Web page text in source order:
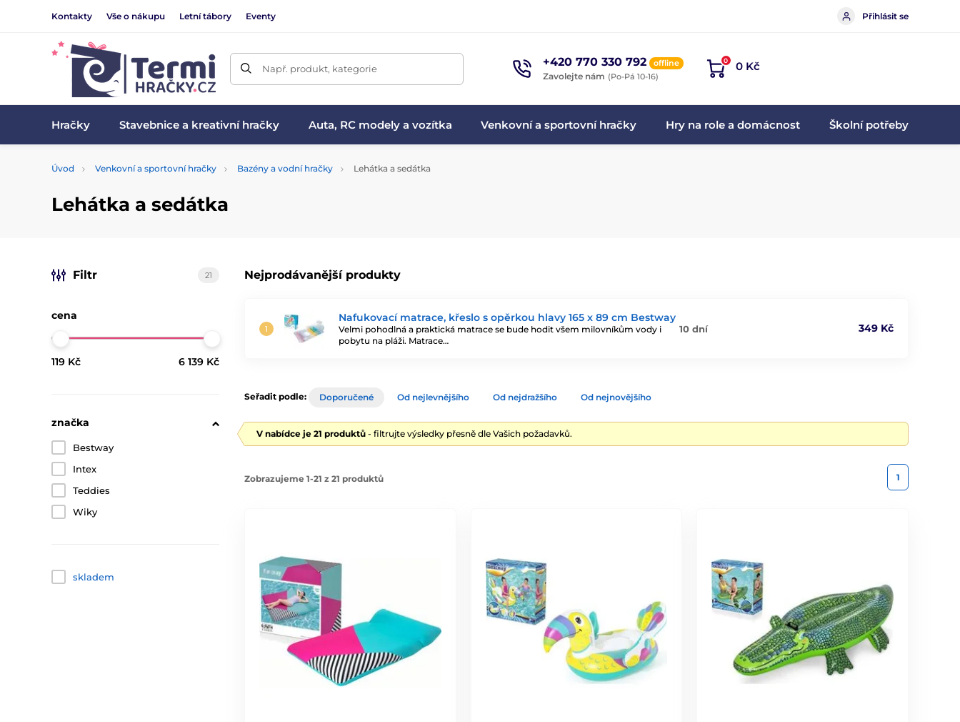
Kontakty Vše o nákupu Letní tábory Eventy Přihlásit se
Např. produkt, kategorie +420 770 330 792 offline
Zavolejte nám (Po-Pá 10-16)
0 0 Kč
Hračky Stavebnice a kreativní hračky Auta, RC modely a vozítka Venkovní a sportovní hračky Hry na role a domácnost Školní potřeby
Úvod Venkovní a sportovní hračky Bazény a vodní hračky Lehátka a sedátka
Lehátka a sedátka
Nejprodávanější produkty
Nafukovací matrace, křeslo s opěrkou hlavy 165 x 89 cm Bestway
Velmi pohodlná a praktická matrace se bude hodit všem milovníkům vody i
pobytu na pláži. Matrace…
10 dní 349 Kč
Filtr 21
cena
119 Kč 6 139 Kč
značka
Bestway
Intex
Teddies
Wiky
skladem
Seřadit podle: Doporučené Od nejlevnějšího Od nejdražšího Od nejnovějšího
V nabídce je 21 produktů - filtrujte výsledky přesně dle Vašich požadavků.
Zobrazujeme 1-21 z 21 produktů 1